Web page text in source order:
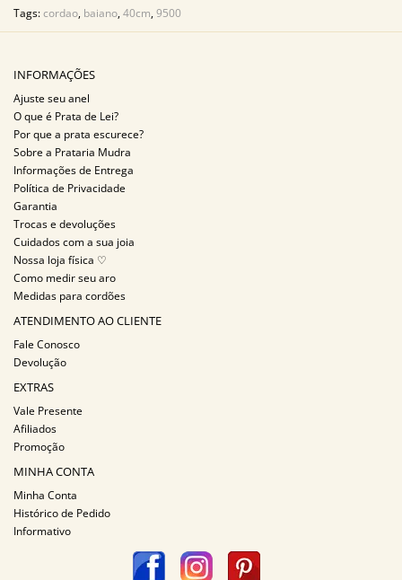
Tags:cordao, baiano,40cm,9500
INFORMAÇÕES
Ajuste seu anel
O que é Prata de Lei?
Por que a prata escurece?
Sobre a Prataria Mudra
Informações de Entrega
Política de Privacidade
Garantia
Trocas e devoluções
Cuidados com a sua joia
Nossa loja física ♡
Como medir seu aro
Medidas para cordões
ATENDIMENTO AO CLIENTE
Fale Conosco
Devolução
EXTRAS
Vale Presente
Afiliados
Promoção
MINHA CONTA
Minha Conta
Histórico de Pedido
Informativo